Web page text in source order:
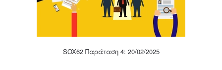
SOX62 Παράταση 4: 20/02/2025